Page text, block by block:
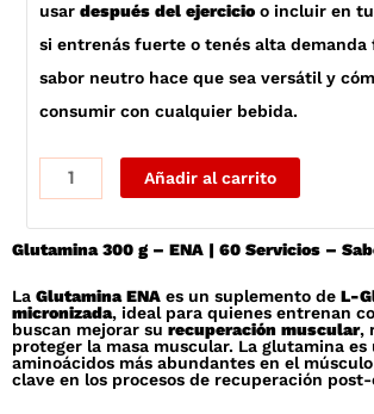
usardespués del ejercicio o incluir en
si entrenás fuerte o tenés alta demanda
sabor neutro hace que sea versátil y
consumir con cualquier bebida.
Glutamina
Micronizada
-
300g
Ena
Nutrition
cantidad
Añadir al carrito
Glutamina 300 g – ENA | 60 Servicios –
La Glutamina ENA es un suplemento de L-
micronizada, ideal para quienes entrenan
buscan mejorar su recuperación muscular,
proteger la masa muscular. La glutamina es
aminoácidos más abundantes en el
clave en los procesos de recuperación